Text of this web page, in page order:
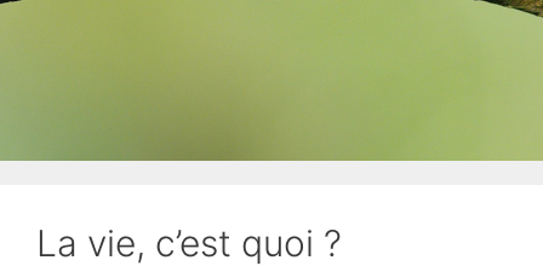
La vie, c’est quoi ?